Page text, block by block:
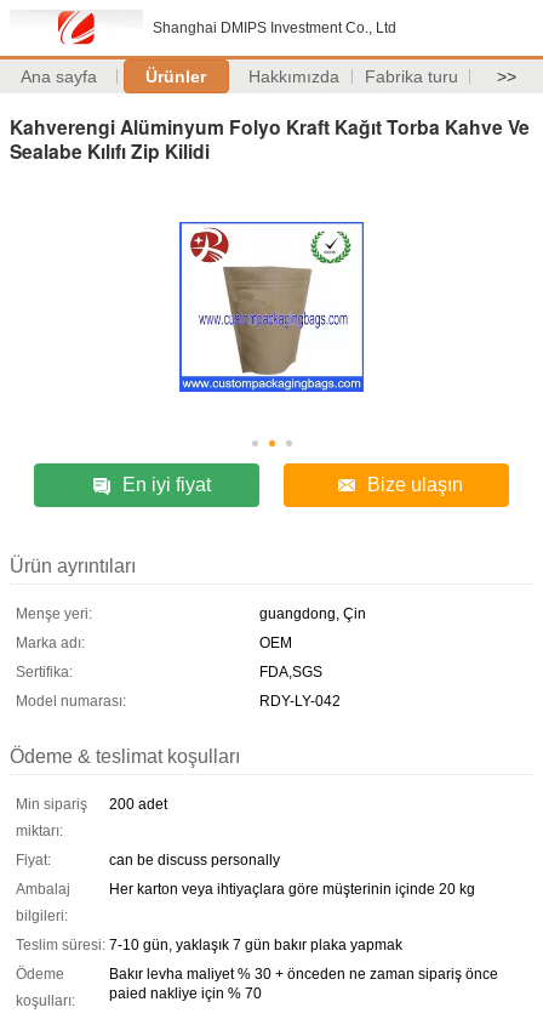
Shanghai DMIPS Investment Co., Ltd
Ana sayfa Ürünler Hakkımızda Fabrika turu >>
Kahverengi Alüminyum Folyo Kraft Kağıt Torba Kahve Ve
Sealabe Kılıfı Zip Kilidi
En iyi fiyat Bize ulaşın
Ürün ayrıntıları
Menşe yeri:
guangdong, Çin
Marka adı:
OEM
Sertifika:
FDA,SGS
Model numarası:
RDY-LY-042
Ödeme & teslimat koşulları
Min sipariş
miktarı:
200 adet
Fiyat:
can be discuss personally
Ambalaj
bilgileri:
Her karton veya ihtiyaçlara göre müşterinin içinde 20 kg
Teslim süresi: 7-10 gün, yaklaşık 7 gün bakır plaka yapmak
Ödeme
koşulları:
Bakır levha maliyet % 30 + önceden ne zaman sipariş önce
paied nakliye için % 70